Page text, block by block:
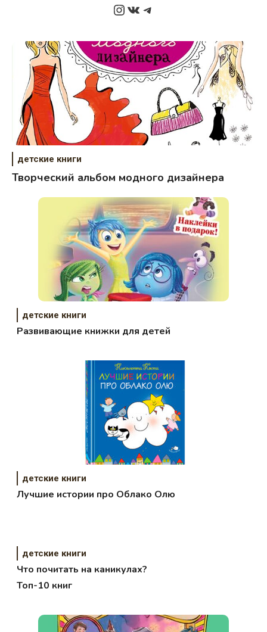
Instagram
ВКонтакте
Telegram
детские книги
Творческий альбом модного дизайнера
детские книги
Развивающие книжки для детей
детские книги
Лучшие истории про Облако Олю
детские книги
Что почитать на каникулах?
Топ-10 книг